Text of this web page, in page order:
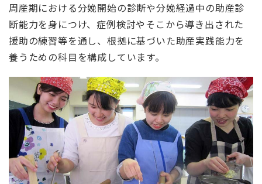
周産期における分娩開始の診断や分娩経過中の助産診
断能力を身につけ、症例検討やそこから導き出された
援助の練習等を通し、根拠に基づいた助産実践能力を
養うための科目を構成しています。